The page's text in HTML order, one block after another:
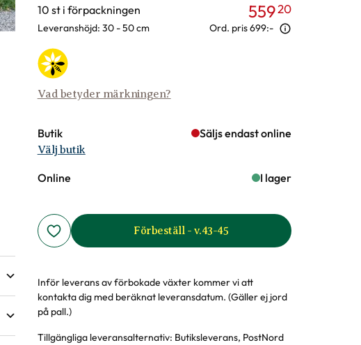
Varianter
10 st i förpackningen
Leveranshöjd: 30 - 50 cm
Vad betyder märkningen?
55920
Ord. pris699:-
Butik Säljs endast online
Välj butik
Online I lager
Förbeställ - v.43-45
Inför leverans av förbokade växter kommer vi att
kontakta dig med beräknat leveransdatum. (Gäller ej jord
på pall.)
Tillgängliga leveransalternativ: Butiksleverans, PostNord